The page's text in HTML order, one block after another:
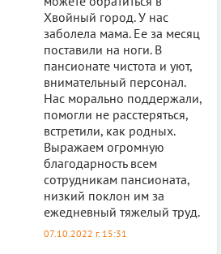
Хвойный город. У нас
заболела мама. Ее за месяц
поставили на ноги. В
пансионате чистота и уют,
внимательный персонал.
Нас морально поддержали,
помогли не расстеряться,
встретили, как родных.
Выражаем огромную
благодарность всем
сотрудникам пансионата,
низкий поклон им за
ежедневный тяжелый труд.
07.10.2022 г. 15:31